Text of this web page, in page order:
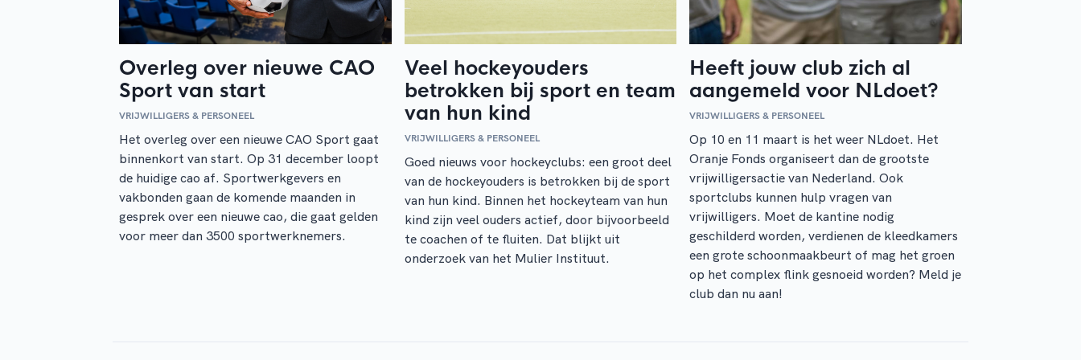
Overleg over nieuwe CAO
Sport van start
VRIJWILLIGERS & PERSONEEL
Het overleg over een nieuwe CAO Sport gaat
binnenkort van start. Op 31 december loopt
de huidige cao af. Sportwerkgevers en
vakbonden gaan de komende maanden in
gesprek over een nieuwe cao, die gaat gelden
voor meer dan 3500 sportwerknemers.
Veel hockeyouders
betrokken bij sport en team
van hun kind
VRIJWILLIGERS & PERSONEEL
Goed nieuws voor hockeyclubs: een groot deel
van de hockeyouders is betrokken bij de sport
van hun kind. Binnen het hockeyteam van hun
kind zijn veel ouders actief, door bijvoorbeeld
te coachen of te fluiten. Dat blijkt uit
onderzoek van het Mulier Instituut.
Heeft jouw club zich al
aangemeld voor NLdoet?
VRIJWILLIGERS & PERSONEEL
Op 10 en 11 maart is het weer NLdoet. Het
Oranje Fonds organiseert dan de grootste
vrijwilligersactie van Nederland. Ook
sportclubs kunnen hulp vragen van
vrijwilligers. Moet de kantine nodig
geschilderd worden, verdienen de kleedkamers
een grote schoonmaakbeurt of mag het groen
op het complex flink gesnoeid worden? Meld je
club dan nu aan!